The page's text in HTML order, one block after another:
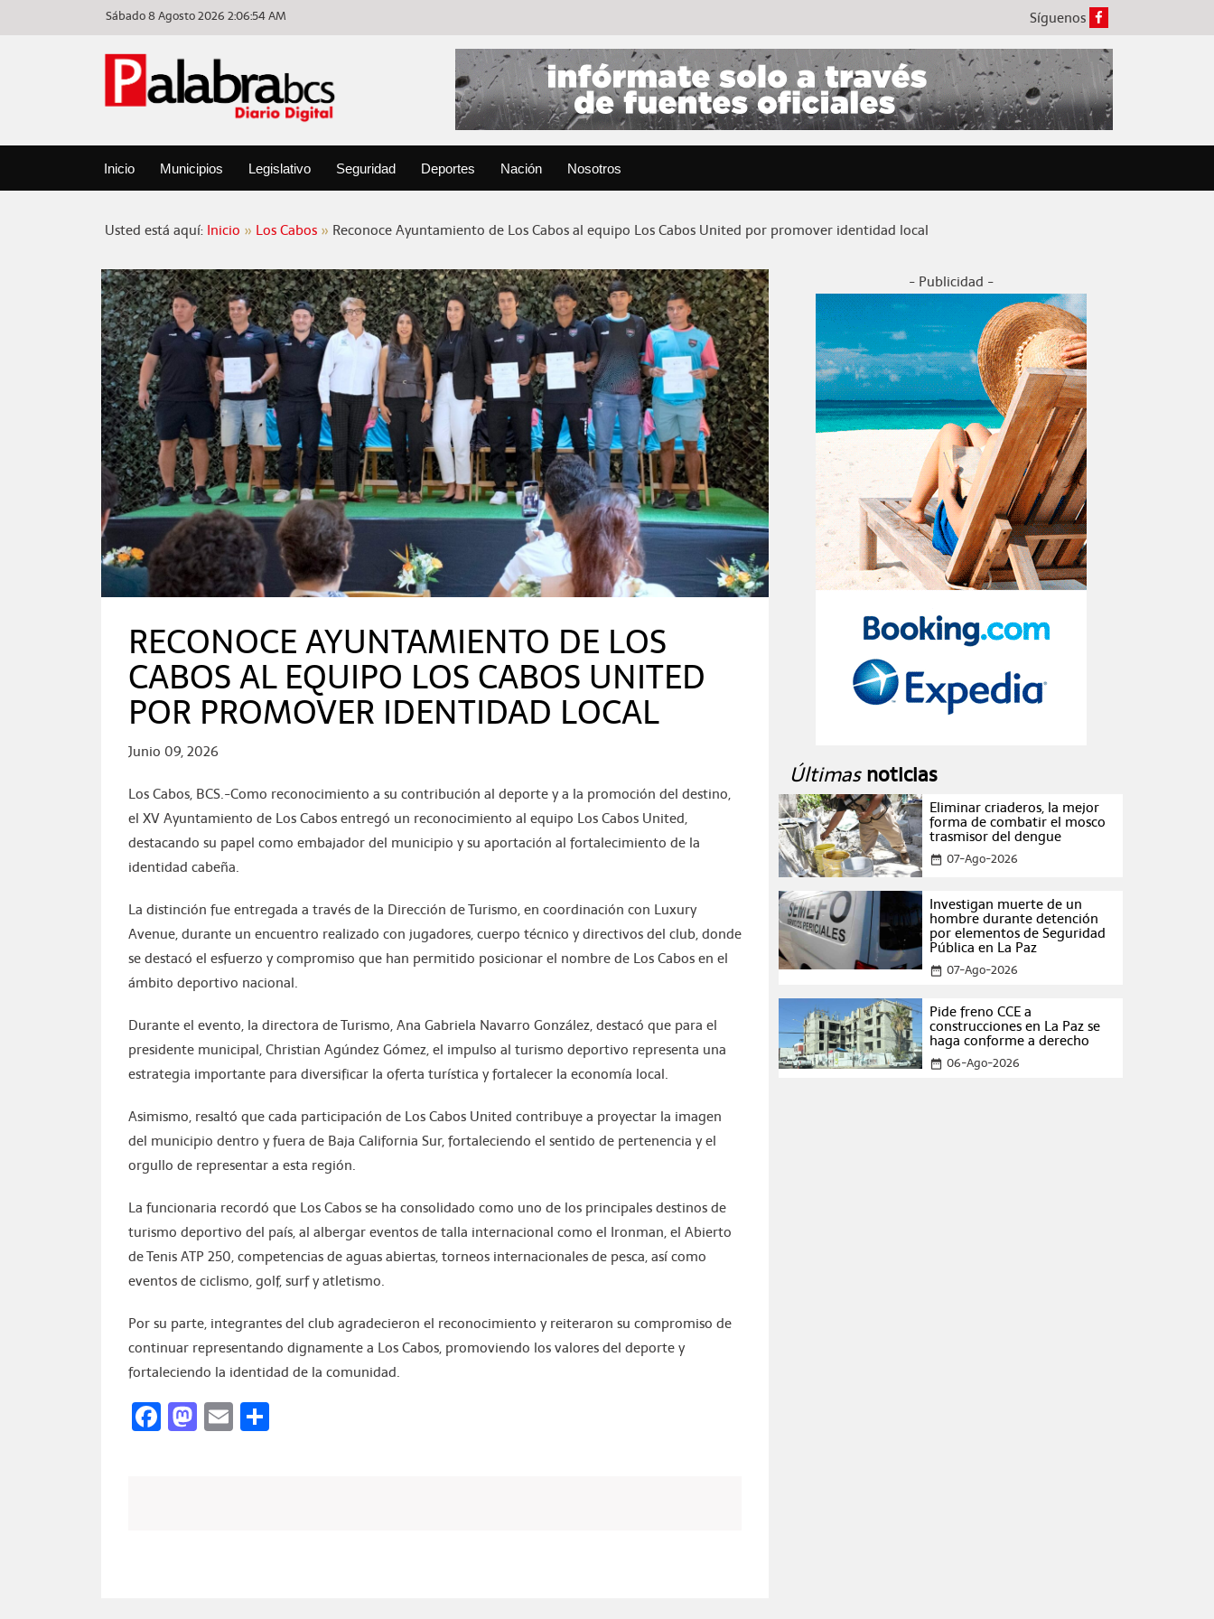
Sábado 8 Agosto 20262:06:54 AM Síguenos
Inicio Municipios Legislativo Seguridad Deportes Nación Nosotros
Usted está aquí: Inicio Los Cabos Reconoce Ayuntamiento de Los Cabos al equipo Los Cabos United por promover identidad local
RECONOCE AYUNTAMIENTO DE LOS
CABOS AL EQUIPO LOS CABOS UNITED
POR PROMOVER IDENTIDAD LOCAL
Junio 09, 2026
Los Cabos, BCS.-Como reconocimiento a su contribución al deporte y a la promoción del destino,
el XV Ayuntamiento de Los Cabos entregó un reconocimiento al equipo Los Cabos United,
destacando su papel como embajador del municipio y su aportación al fortalecimiento de la
identidad cabeña.
La distinción fue entregada a través de la Dirección de Turismo, en coordinación con Luxury
Avenue, durante un encuentro realizado con jugadores, cuerpo técnico y directivos del club, donde
se destacó el esfuerzo y compromiso que han permitido posicionar el nombre de Los Cabos en el
ámbito deportivo nacional.
Durante el evento, la directora de Turismo, Ana Gabriela Navarro González, destacó que para el
presidente municipal, Christian Agúndez Gómez, el impulso al turismo deportivo representa una
estrategia importante para diversificar la oferta turística y fortalecer la economía local.
Asimismo, resaltó que cada participación de Los Cabos United contribuye a proyectar la imagen
del municipio dentro y fuera de Baja California Sur, fortaleciendo el sentido de pertenencia y el
orgullo de representar a esta región.
La funcionaria recordó que Los Cabos se ha consolidado como uno de los principales destinos de
turismo deportivo del país, al albergar eventos de talla internacional como el Ironman, el Abierto
de Tenis ATP 250, competencias de aguas abiertas, torneos internacionales de pesca, así como
eventos de ciclismo, golf, surf y atletismo.
Por su parte, integrantes del club agradecieron el reconocimiento y reiteraron su compromiso de
continuar representando dignamente a Los Cabos, promoviendo los valores del deporte y
fortaleciendo la identidad de la comunidad.
Facebook
Mastodon
Email
- Publicidad -
Últimas noticias
Eliminar criaderos, la mejor
forma de combatir el mosco
trasmisor del dengue
date_range 07-Ago-2026
Investigan muerte de un
hombre durante detención
por elementos de Seguridad
Pública en La Paz
date_range 07-Ago-2026
Pide freno CCE a
construcciones en La Paz se
haga conforme a derecho
date_range 06-Ago-2026